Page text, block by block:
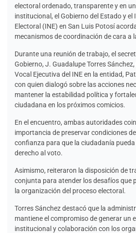
electoral ordenado, transparente y en
institucional, el Gobierno del Estado y
Electoral (INE) en San Luis Potosí
mecanismos de coordinación de cara a
Durante una reunión de trabajo, el
Gobierno, J. Guadalupe Torres
Vocal Ejecutiva del INE en la entidad,
con quien dialogó sobre las acciones
mantener la estabilidad política y
ciudadana en los próximos comicios.
En el encuentro, ambas autoridades
importancia de preservar condiciones
confianza para que la ciudadanía pueda
derecho al voto.
Asimismo, reiteraron la disposición de
conjunta para atender los desafíos que
la organización del proceso electoral.
Torres Sánchez destacó que la
mantiene el compromiso de generar un
institucional y colaboración con los